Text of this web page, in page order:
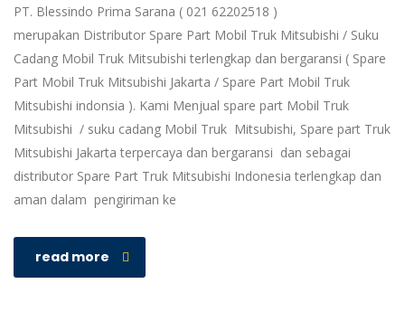
PT. Blessindo Prima Sarana ( 021 62202518 )
merupakan Distributor Spare Part Mobil Truk Mitsubishi / Suku
Cadang Mobil Truk Mitsubishi terlengkap dan bergaransi ( Spare
Part Mobil Truk Mitsubishi Jakarta / Spare Part Mobil Truk
Mitsubishi indonsia ). Kami Menjual spare part Mobil Truk
Mitsubishi / suku cadang Mobil Truk Mitsubishi, Spare part Truk
Mitsubishi Jakarta terpercaya dan bergaransi dan sebagai
distributor Spare Part Truk Mitsubishi Indonesia terlengkap dan
aman dalam pengiriman ke
read more